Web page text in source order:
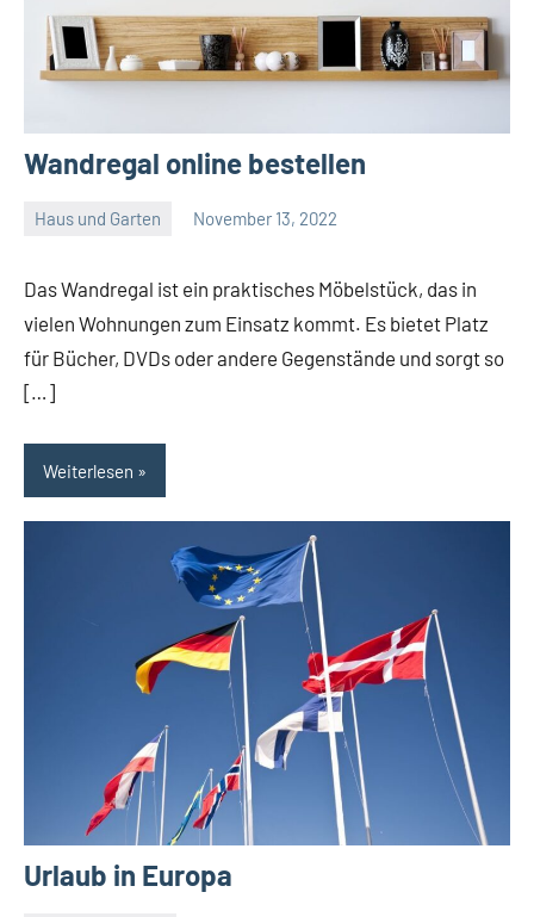
Wandregal online bestellen
Haus und Garten November 13, 2022
Das Wandregal ist ein praktisches Möbelstück, das in
vielen Wohnungen zum Einsatz kommt. Es bietet Platz
für Bücher, DVDs oder andere Gegenstände und sorgt so
[…]
Weiterlesen
Urlaub in Europa